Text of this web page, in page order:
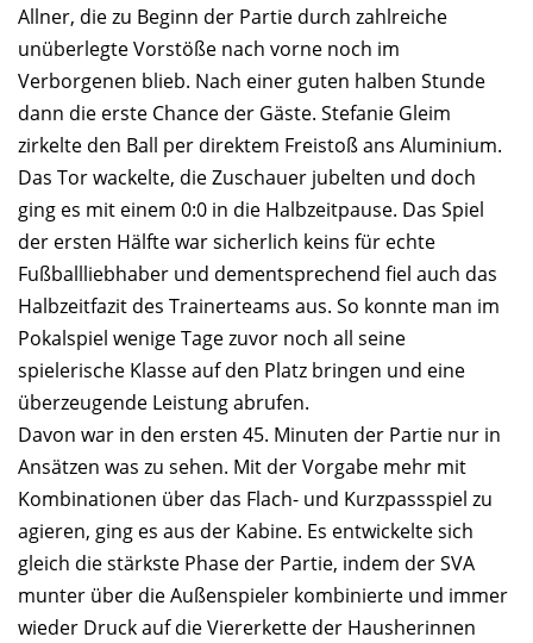
Allner, die zu Beginn der Partie durch zahlreiche
unüberlegte Vorstöße nach vorne noch im
Verborgenen blieb. Nach einer guten halben Stunde
dann die erste Chance der Gäste. Stefanie Gleim
zirkelte den Ball per direktem Freistoß ans Aluminium.
Das Tor wackelte, die Zuschauer jubelten und doch
ging es mit einem 0:0 in die Halbzeitpause. Das Spiel
der ersten Hälfte war sicherlich keins für echte
Fußballliebhaber und dementsprechend fiel auch das
Halbzeitfazit des Trainerteams aus. So konnte man im
Pokalspiel wenige Tage zuvor noch all seine
spielerische Klasse auf den Platz bringen und eine
überzeugende Leistung abrufen.
Davon war in den ersten 45. Minuten der Partie nur in
Ansätzen was zu sehen. Mit der Vorgabe mehr mit
Kombinationen über das Flach- und Kurzpassspiel zu
agieren, ging es aus der Kabine. Es entwickelte sich
gleich die stärkste Phase der Partie, indem der SVA
munter über die Außenspieler kombinierte und immer
wieder Druck auf die Viererkette der Hausherinnen